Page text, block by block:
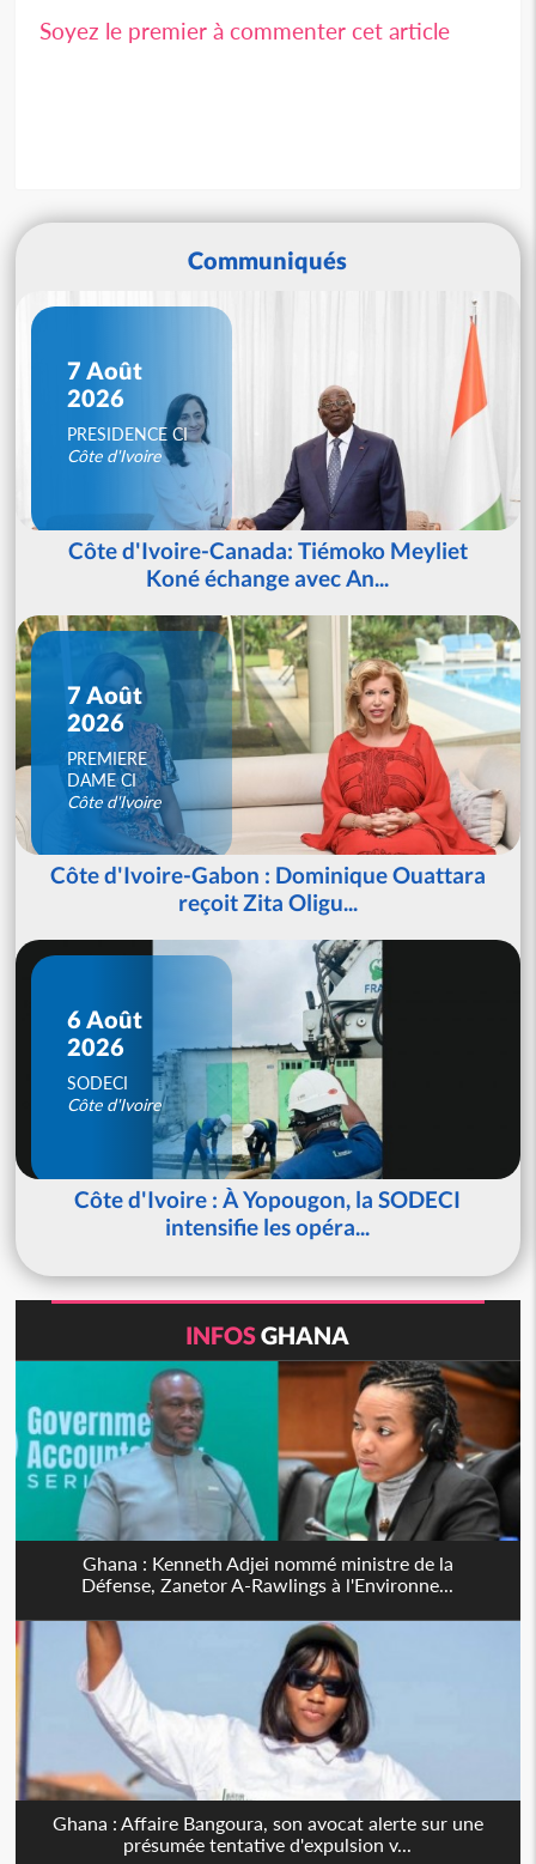
Soyez le premier à commenter cet article
Communiqués
7 Août
2026
PRESIDENCE CI
Côte d'Ivoire
Côte d'Ivoire-Canada: Tiémoko Meyliet
Koné échange avec An...
7 Août
2026
PREMIERE
DAME CI
Côte d'Ivoire
Côte d'Ivoire-Gabon : Dominique Ouattara
reçoit Zita Oligu...
6 Août
2026
SODECI
Côte d'Ivoire
Côte d'Ivoire : À Yopougon, la SODECI
intensifie les opéra...
INFOSGHANA
Ghana : Kenneth Adjei nommé ministre de la
Défense, Zanetor A-Rawlings à l'Environne...
Ghana : Affaire Bangoura, son avocat alerte sur une
présumée tentative d'expulsion v...